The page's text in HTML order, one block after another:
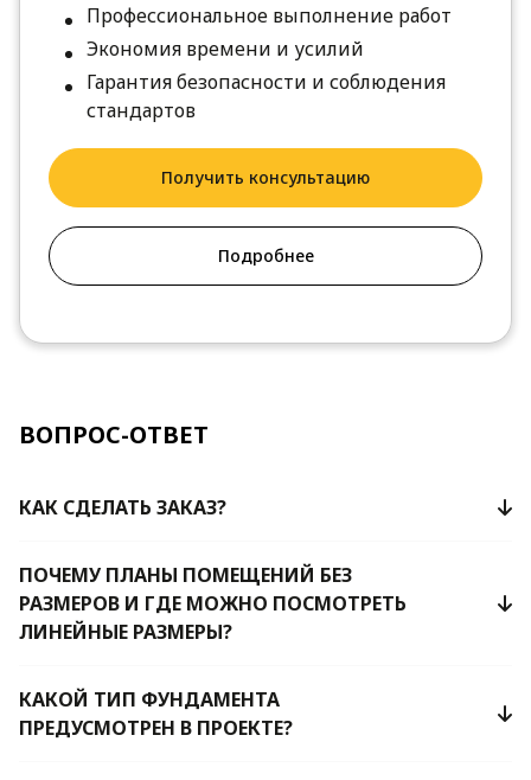
Профессиональное выполнение работ
Экономия времени и усилий
Гарантия безопасности и соблюдения
стандартов
Получить консультацию
Подробнее
ВОПРОС-ОТВЕТ
КАК СДЕЛАТЬ ЗАКАЗ?
ПОЧЕМУ ПЛАНЫ ПОМЕЩЕНИЙ БЕЗ
РАЗМЕРОВ И ГДЕ МОЖНО ПОСМОТРЕТЬ
ЛИНЕЙНЫЕ РАЗМЕРЫ?
КАКОЙ ТИП ФУНДАМЕНТА
ПРЕДУСМОТРЕН В ПРОЕКТЕ?